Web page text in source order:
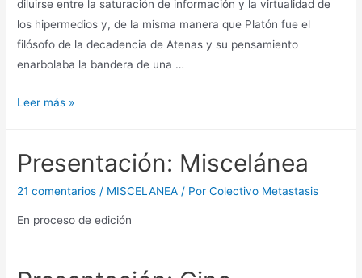
diluirse entre la saturación de información y la virtualidad de
los hipermedios y, de la misma manera que Platón fue el
filósofo de la decadencia de Atenas y su pensamiento
enarbolaba la bandera de una …
Presentación:
Leer más »
Presentación: Miscelánea
21 comentarios / MISCELANEA / PorColectivo Metastasis
En proceso de edición